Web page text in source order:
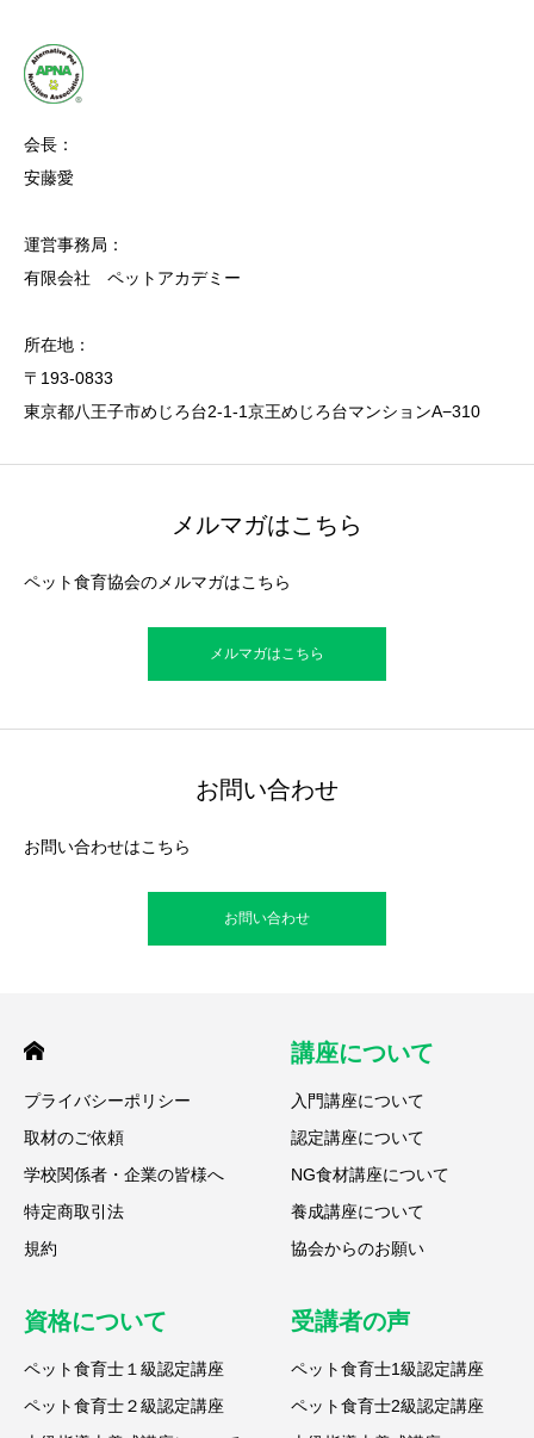
会長：
安藤愛
運営事務局：
有限会社 ペットアカデミー
所在地：
〒193-0833
東京都八王子市めじろ台2-1-1京王めじろ台マンションA−310
メルマガはこちら
ペット食育協会のメルマガはこちら
メルマガはこちら
お問い合わせ
お問い合わせはこちら
お問い合わせ
プライバシーポリシー
取材のご依頼
学校関係者・企業の皆様へ
特定商取引法
規約
講座について
入門講座について
認定講座について
NG食材講座について
養成講座について
協会からのお願い
資格について
ペット食育士１級認定講座
ペット食育士２級認定講座
受講者の声
ペット食育士1級認定講座
ペット食育士2級認定講座